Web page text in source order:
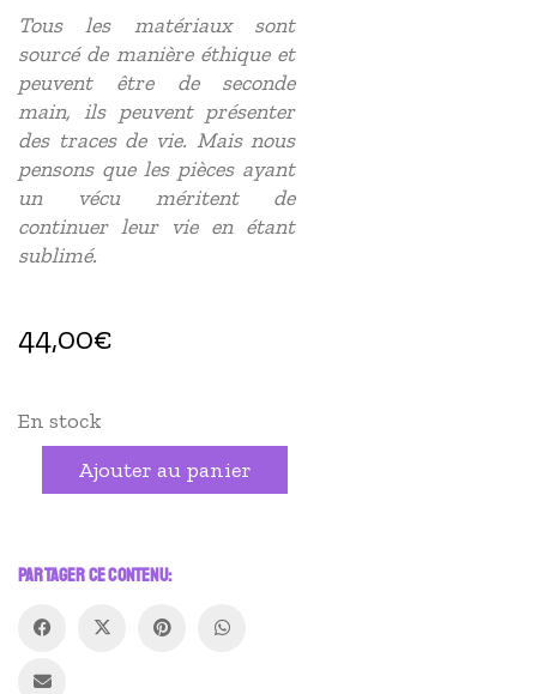
Tous les matériaux sont
sourcé de manière éthique et
peuvent être de seconde
main, ils peuvent présenter
des traces de vie. Mais nous
pensons que les pièces ayant
un vécu méritent de
continuer leur vie en étant
sublimé.
44,00€
En stock
|
Ajouter au panier
PARTAGER CE CONTENU: